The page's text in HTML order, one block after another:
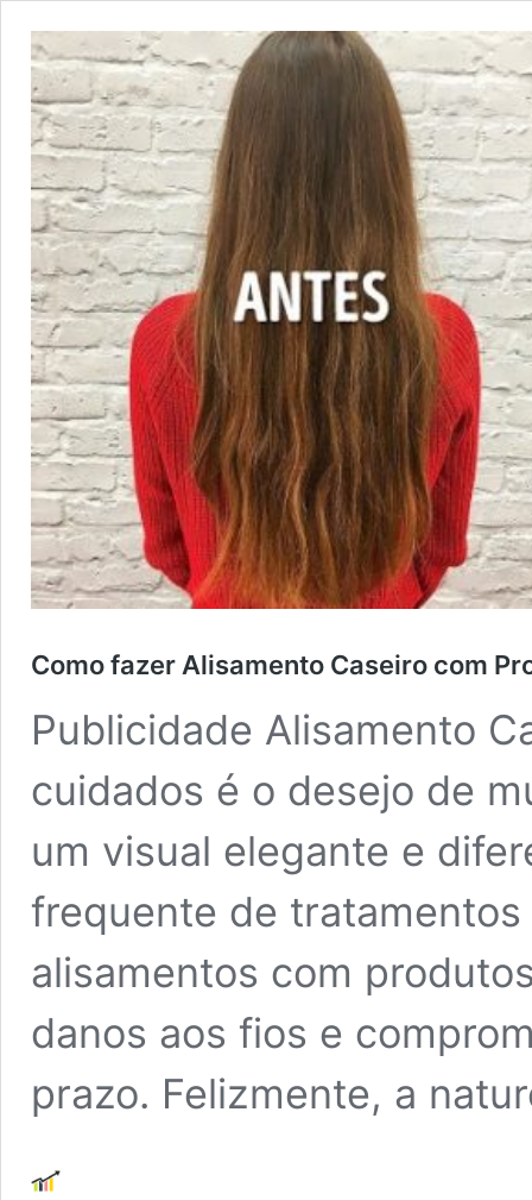
Como fazer Alisamento Caseiro com
Publicidade Alisamento
cuidados é o desejo de
um visual elegante e
frequente de
alisamentos com
danos aos fios e
prazo. Felizmente, a